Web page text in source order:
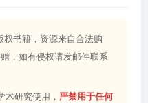
书籍，资源来自合法购
，如有侵权请发邮件联系
术研究使用， 严禁用于任何